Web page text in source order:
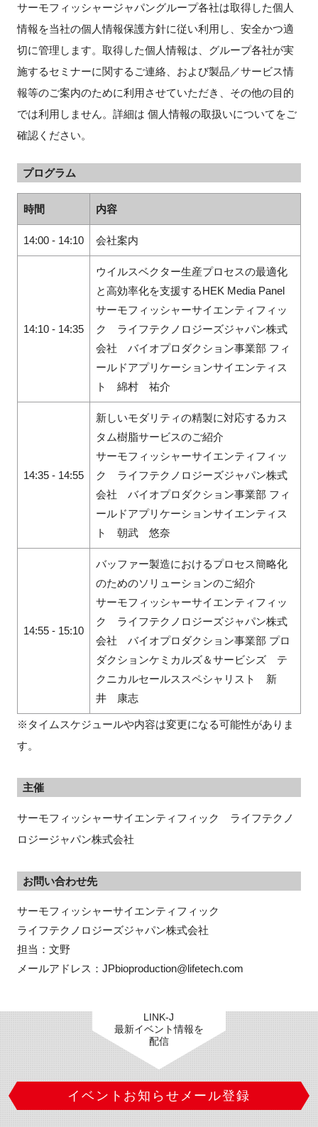
サーモフィッシャージャパングループ各社は取得した個人
情報を当社の個人情報保護方針に従い利用し、安全かつ適
切に管理します。取得した個人情報は、グループ各社が実
施するセミナーに関するご連絡、および製品／サービス情
報等のご案内のために利用させていただき、その他の目的
では利用しません。詳細は 個人情報の取扱いについてをご
確認ください。
プログラム
時間 内容
14:00 - 14:10 会社案内
14:10 - 14:35
ウイルスベクター生産プロセスの最適化
と高効率化を支援するHEK Media Panel
サーモフィッシャーサイエンティフィッ
ク ライフテクノロジーズジャパン株式
会社 バイオプロダクション事業部 フィ
ールドアプリケーションサイエンティス
ト 綿村 祐介
14:35 - 14:55
新しいモダリティの精製に対応するカス
タム樹脂サービスのご紹介
サーモフィッシャーサイエンティフィッ
ク ライフテクノロジーズジャパン株式
会社 バイオプロダクション事業部 フィ
ールドアプリケーションサイエンティス
ト 朝武 悠奈
14:55 - 15:10
バッファー製造におけるプロセス簡略化
のためのソリューションのご紹介
サーモフィッシャーサイエンティフィッ
ク ライフテクノロジーズジャパン株式
会社 バイオプロダクション事業部 プロ
ダクションケミカルズ＆サービシズ テ
クニカルセールススペシャリスト 新
井 康志
※タイムスケジュールや内容は変更になる可能性がありま
す。
主催
サーモフィッシャーサイエンティフィック ライフテクノ
ロジージャパン株式会社
お問い合わせ先
サーモフィッシャーサイエンティフィック
ライフテクノロジーズジャパン株式会社
担当：文野
メールアドレス：JPbioproduction@lifetech.com
LINK-J
最新イベント情報を
配信
イベントお知らせメール登録